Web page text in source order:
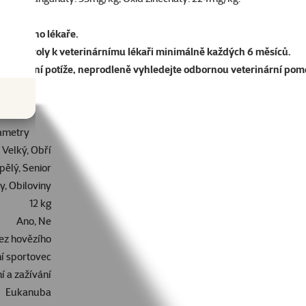
lékaře.
kontroly k veterinárnímu lékaři minimálně každých 6 měsíců.
potíže, neprodleně vyhledejte odbornou veterinární
Obří
Senior
Obiloviny
12 kg
Ano, Ne
hovězího
sportovec
a zažívání
Eukanuba